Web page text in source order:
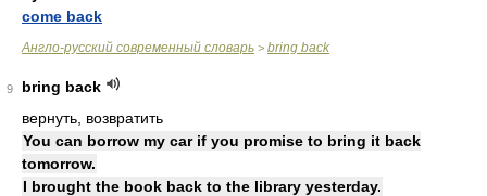
come back
Англо-русский современный словарь > bring back
9
bring back
вернуть, возвратить
You can borrow my car if you promise to bring it back
tomorrow.
I brought the book back to the library yesterday.